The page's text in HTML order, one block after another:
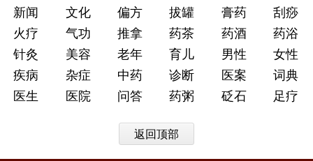
新闻
文化 偏方 拔罐 膏药
刮痧
火疗
气功 推拿 药茶 药酒
药浴
针灸
美容 老年 育儿 男性
女性
疾病
杂症 中药 诊断 医案
词典
医生
医院 问答 药粥 砭石 足疗
返回顶部